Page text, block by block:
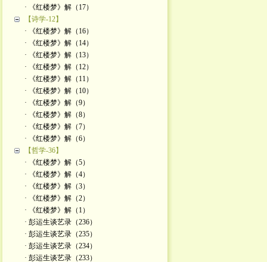
· 《红楼梦》解（17）
【诗学-12】
· 《红楼梦》解（16）
· 《红楼梦》解（14）
· 《红楼梦》解（13）
· 《红楼梦》解（12）
· 《红楼梦》解（11）
· 《红楼梦》解（10）
· 《红楼梦》解（9）
· 《红楼梦》解（8）
· 《红楼梦》解（7）
· 《红楼梦》解（6）
【哲学-36】
· 《红楼梦》解（5）
· 《红楼梦》解（4）
· 《红楼梦》解（3）
· 《红楼梦》解（2）
· 《红楼梦》解（1）
· 彭运生谈艺录（236）
· 彭运生谈艺录（235）
· 彭运生谈艺录（234）
· 彭运生谈艺录（233）